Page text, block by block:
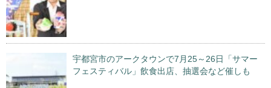
宇都宮市のアークタウンで7月25～26日「サマー
フェスティバル」飲食出店、抽選会など催しも